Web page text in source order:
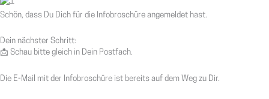
Schön, dass Du Dich für die Infobroschüre angemeldet hast.
Dein nächster Schritt:
📩 Schau bitte gleich in Dein Postfach.
Die E-Mail mit der Infobroschüre ist bereits auf dem Weg zu Dir.